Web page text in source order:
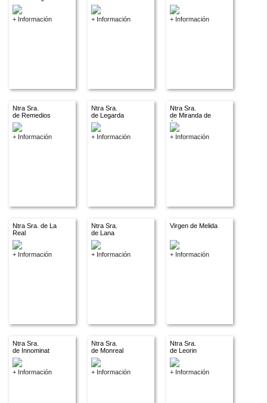
+ Información + Información + Información
Ntra Sra.
de Remedios
+ Información
Ntra Sra.
de Legarda
+ Información
Ntra Sra.
de Miranda de
Arga
+ Información
Ntra Sra. de La
Real
+ Información
Ntra Sra.
de Lana
+ Información
Virgen de Melida
+ Información
Ntra Sra.
de Innominat
+ Información
Ntra Sra.
de Monreal
+ Información
Ntra Sra.
de Leorin
+ Información